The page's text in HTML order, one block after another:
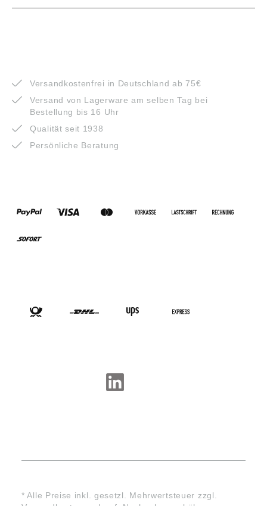
Versandkostenfrei in Deutschland ab 75€
Versand von Lagerware am selben Tag bei
Bestellung bis 16 Uhr
Qualität seit 1938
Persönliche Beratung
* Alle Preise inkl. gesetzl. Mehrwertsteuer zzgl.